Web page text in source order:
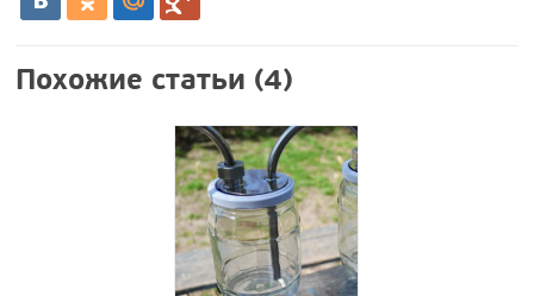
Похожие статьи (4)